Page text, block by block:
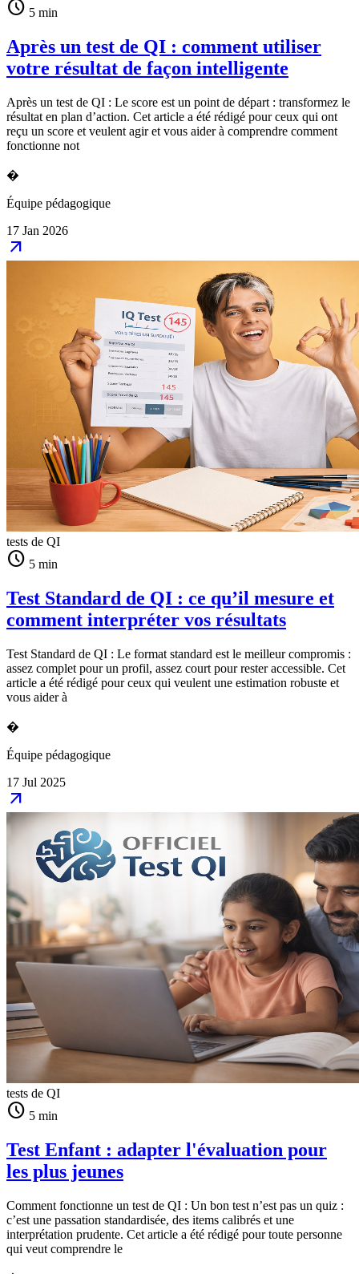
schedule 5 min
Après un test de QI : comment utiliser
votre résultat de façon intelligente
Après un test de QI : Le score est un point de départ : transformez le
résultat en plan d’action. Cet article a été rédigé pour ceux qui ont
reçu un score et veulent agir et vous aider à comprendre comment
fonctionne not
�
Équipe pédagogique
17 Jan 2026
arrow_outward
tests de QI
schedule 5 min
Test Standard de QI : ce qu’il mesure et
comment interpréter vos résultats
Test Standard de QI : Le format standard est le meilleur compromis :
assez complet pour un profil, assez court pour rester accessible. Cet
article a été rédigé pour ceux qui veulent une estimation robuste et
vous aider à
�
Équipe pédagogique
17 Jul 2025
arrow_outward
tests de QI
schedule 5 min
Test Enfant : adapter l'évaluation pour
les plus jeunes
Comment fonctionne un test de QI : Un bon test n’est pas un quiz :
c’est une passation standardisée, des items calibrés et une
interprétation prudente. Cet article a été rédigé pour toute personne
qui veut comprendre le